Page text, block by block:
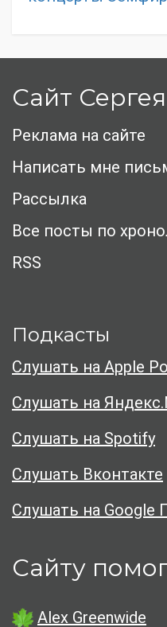
Сайт
Реклама на сайте
Написать мне
Рассылка
Все посты по
RSS
Подкасты
Слушать на Apple
Слушать на
Слушать на Spotify
Слушать Вконтакте
Слушать на Google
Сайту
Alex Greenwide